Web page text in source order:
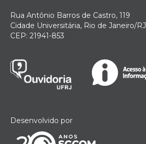
Rua Antônio Barros de Castro, 119
Cidade Universitária, Rio de Janeiro/RJ
CEP: 21941-853
Desenvolvido por